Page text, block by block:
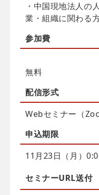
・中国現地法人の
業・組織に関わる
参加費
無料
配信形式
Webセミナー（
申込期限
11月23日（月）
セミナーURL送付